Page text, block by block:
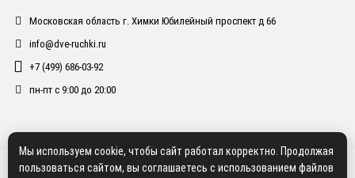
Московская область г. Химки Юбилейный проспект д 66
info@dve-ruchki.ru
+7 (499) 686-03-92
пн-пт с 9:00 до 20:00
Мы используем cookie, чтобы сайт работал корректно. Продолжая
пользоваться сайтом, вы соглашаетесь с использованием файлов